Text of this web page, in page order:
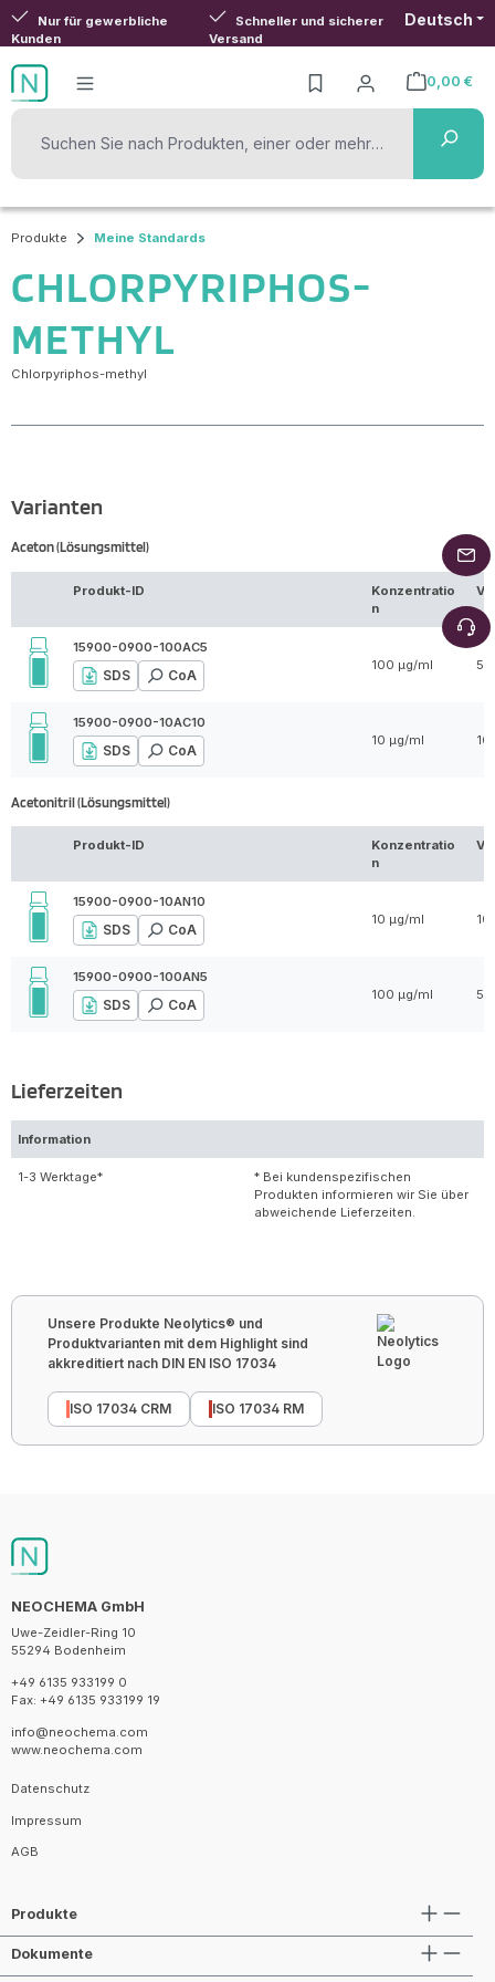
Zum Hauptinhalt springen
Nur für gewerbliche
Kunden
Schneller und sicherer
Versand
Deutsch
0,00 €
Warenkorb
Produkte Meine Standards
CHLORPYRIPHOS-
METHYL
Chlorpyriphos-methyl
Varianten
Aceton (Lösungsmittel)
Produkt-ID
Konzentratio
n
15900-0900-100AC5
SDS CoA
100 µg/ml 5
15900-0900-10AC10
SDS CoA
10 µg/ml 10
Acetonitril (Lösungsmittel)
Produkt-ID
Konzentratio
n
15900-0900-10AN10
SDS CoA
10 µg/ml 10
15900-0900-100AN5
SDS CoA
100 µg/ml 5
Lieferzeiten
Information
1-3 Werktage*
* Bei kundenspezifischen
Produkten informieren wir Sie über
abweichende Lieferzeiten.
Unsere Produkte Neolytics® und
Produktvarianten mit dem Highlight sind
akkreditiert nach DIN EN ISO 17034
ISO 17034 CRM ISO 17034 RM
NEOCHEMA GmbH
Uwe-Zeidler-Ring 10
55294 Bodenheim
+49 6135 933199 0
Fax: +49 6135 933199 19
info@neochema.com
www.neochema.com
Datenschutz
Impressum
AGB
Produkte
Dokumente